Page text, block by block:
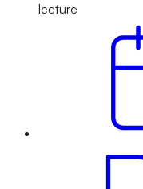
lecture